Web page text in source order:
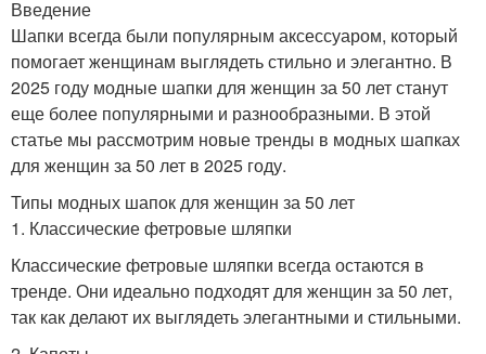
Введение
Шапки всегда были популярным аксессуаром, который
помогает женщинам выглядеть стильно и элегантно. В
2025 году модные шапки для женщин за 50 лет станут
еще более популярными и разнообразными. В этой
статье мы рассмотрим новые тренды в модных шапках
для женщин за 50 лет в 2025 году.
Типы модных шапок для женщин за 50 лет
1. Классические фетровые шляпки
Классические фетровые шляпки всегда остаются в
тренде. Они идеально подходят для женщин за 50 лет,
так как делают их выглядеть элегантными и стильными.